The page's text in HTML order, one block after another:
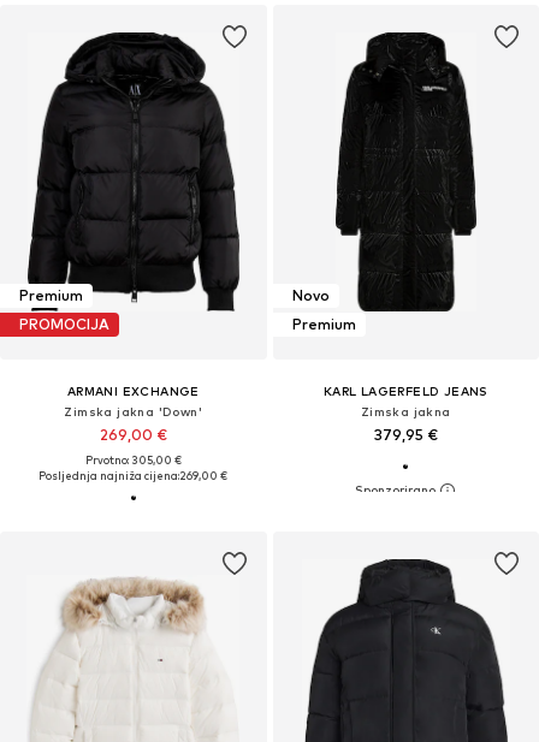
Premium
PROMOCIJA
ARMANI EXCHANGE
Zimska jakna 'Down'
269,00 €
Prvotno: 305,00 €
Posljednja najniža cijena:269,00 €
Novo
Premium
KARL LAGERFELD JEANS
Zimska jakna
379,95 €